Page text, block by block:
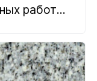
работ